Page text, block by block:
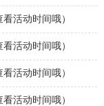
活动时间哦）
活动时间哦）
活动时间哦）
活动时间哦）